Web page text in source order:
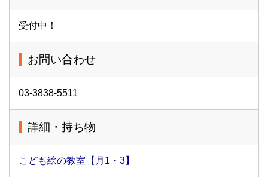
受付中！
お問い合わせ
03-3838-5511
詳細・持ち物
こども絵の教室【月1・3】